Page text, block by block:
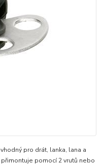
pro drát, lanka, lana a
pomocí 2 vrutů nebo